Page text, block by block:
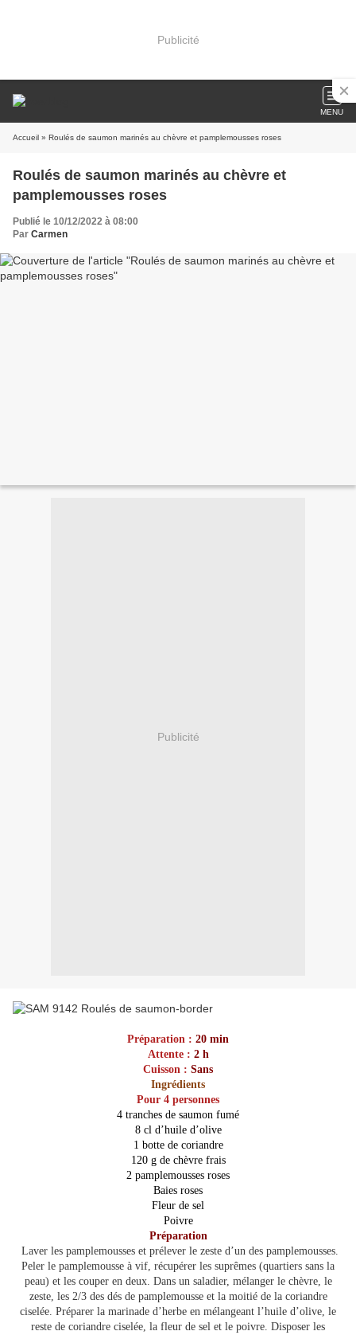
Publicité
MENU
Accueil » Roulés de saumon marinés au chèvre et pamplemousses roses
Roulés de saumon marinés au chèvre et
pamplemousses roses
Publié le 10/12/2022 à 08:00
Par Carmen
Publicité
Préparation : 20 min
Attente : 2 h
Cuisson : Sans
Ingrédients
Pour 4 personnes
4 tranches de saumon fumé
8 cl d’huile d’olive
1 botte de coriandre
120 g de chèvre frais
2 pamplemousses roses
Baies roses
Fleur de sel
Poivre
Préparation
Laver les pamplemousses et prélever le zeste d’un des pamplemousses.
Peler le pamplemousse à vif, récupérer les suprêmes (quartiers sans la
peau) et les couper en deux. Dans un saladier, mélanger le chèvre, le
zeste, les 2/3 des dés de pamplemousse et la moitié de la coriandre
ciselée. Préparer la marinade d’herbe en mélangeant l’huile d’olive, le
reste de coriandre ciselée, la fleur de sel et le poivre. Disposer les